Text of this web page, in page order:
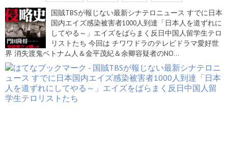
マスメディアが取り上げな
い渡辺邦男映画伝説 本当大
巨匠伝説の数々功績に迫れ
売国アニメウォッチ2023年
1月号 壺なのか？あにまい
「お兄ちゃんはおしまい」
の背後に韓国人400名 スク
エニのニーアは実質中国ア
ニメ 監督・王麗花は日本の
皮を被ったテンセントアニ
メ
国賊TBSが報じない最新シナテロニュース すでに日本
国内エイズ感染被害者1000人到達「日本人を道ずれに
してやる～」エイズをばらまく反日中国人留学生テロ
リストたち 今回は チワワドラのテレビドラマ愛好世
界 消失渡鬼ベトナム人＆金平茂紀＆余卿容疑者のNO…